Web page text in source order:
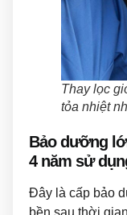
Thay lọc
tỏa nhiệt
Bảo dưỡng
4 năm sử
Đây là cấp bảo
bền sau thời